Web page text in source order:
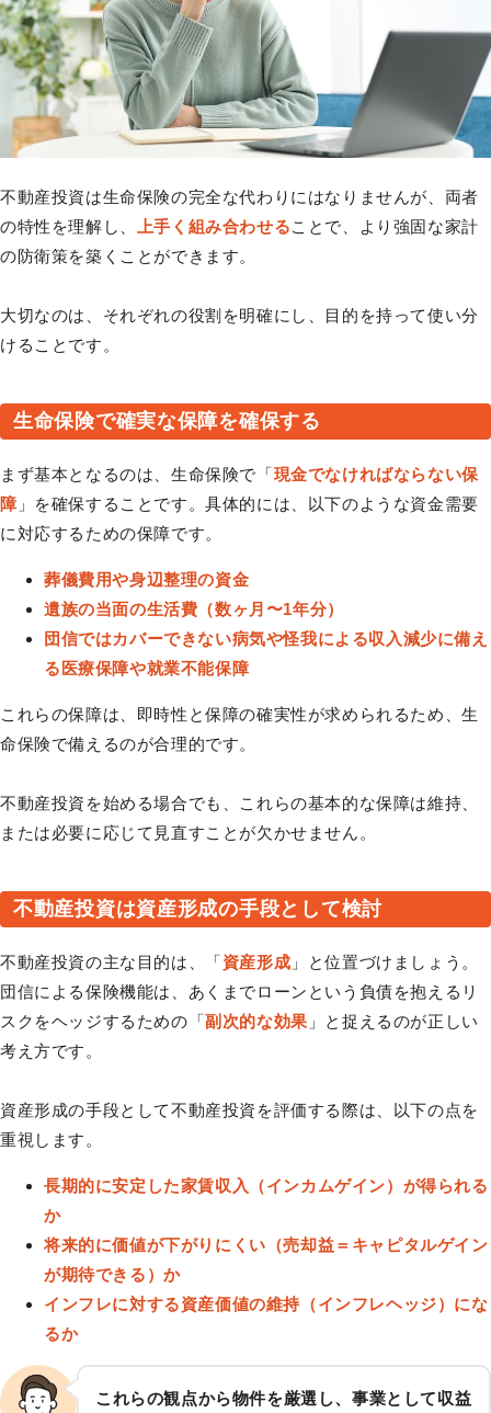
不動産投資は生命保険の完全な代わりにはなりませんが、両者
の特性を理解し、
上手く組み合わせることで、より強固な家計
の防衛策を築くことができます。
大切なのは、それぞれの役割を明確にし、目的を持って使い分
けることです。
生命保険で確実な保障を確保する
まず基本となるのは、生命保険で「現金でなければならない保
障」を確保することです。具体的には、以下のような資金需要
に対応するための保障です。
葬儀費用や身辺整理の資金
遺族の当面の生活費（数ヶ月〜1年分）
団信ではカバーできない病気や怪我による収入減少に備え
る医療保障や就業不能保障
これらの保障は、即時性と保障の確実性が求められるため、生
命保険で備えるのが合理的です。
不動産投資を始める場合でも、これらの基本的な保障は維持、
または必要に応じて見直すことが欠かせません。
不動産投資は資産形成の手段として検討
不動産投資の主な目的は、「資産形成 」と位置づけましょう。
団信による保険機能は、あくまでローンという負債を抱えるリ
スクをヘッジするための「副次的な効果 」と捉えるのが正しい
考え方です。
資産形成の手段として不動産投資を評価する際は、以下の点を
重視します。
長期的に安定した家賃収入（インカムゲイン）が得られる
か
将来的に価値が下がりにくい（売却益＝キャピタルゲイン
が期待できる）か
インフレに対する資産価値の維持（インフレヘッジ）にな
るか
これらの観点から物件を厳選し、事業として収益